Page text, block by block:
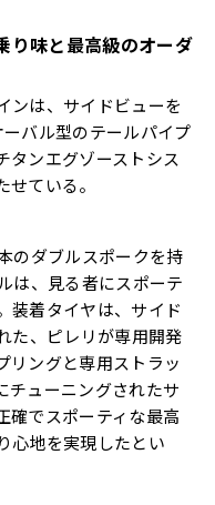
り味と最高級のオーダ
ンは、サイドビューを
バル型のテールパイプ
タンエグゾーストシス
ている。
のダブルスポークを持
は、見る者にスポーテ
装着タイヤは、サイド
た、ピレリが専用開発
リングと専用ストラッ
チューニングされたサ
確でスポーティな最高
心地を実現したとい